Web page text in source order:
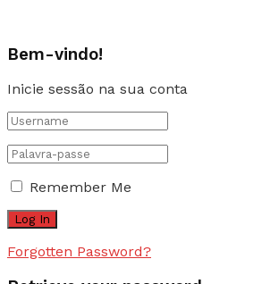
Bem-vindo!
Inicie sessão na sua conta
Remember Me
Forgotten Password?